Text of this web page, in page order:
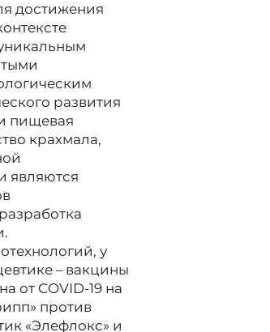
достижения
развития
пищевая
крахмала,
являются
у
– вакцины
от COVID-19 на
против
«Элефлокс» и